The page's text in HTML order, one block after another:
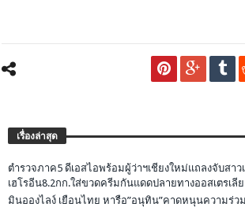
เรื่องล่าสุด
ตำรวจภาค5 ดีเอสไอพร้อมผู้ว่าฯเชียงใหม่แถลงจับสาว
เฮโรอีน8.2กก.ใส่ขวดครีมกันแดดปลายทางออสเตรเลีย
มินอองไลง์ เยือนไทย หารือ”อนุทิน”คาดหนุนความร่